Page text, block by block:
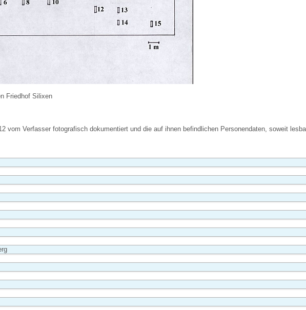
Friedhof Silixen
vom Verfasser fotografisch dokumentiert und die auf ihnen befindlichen Personendaten, soweit